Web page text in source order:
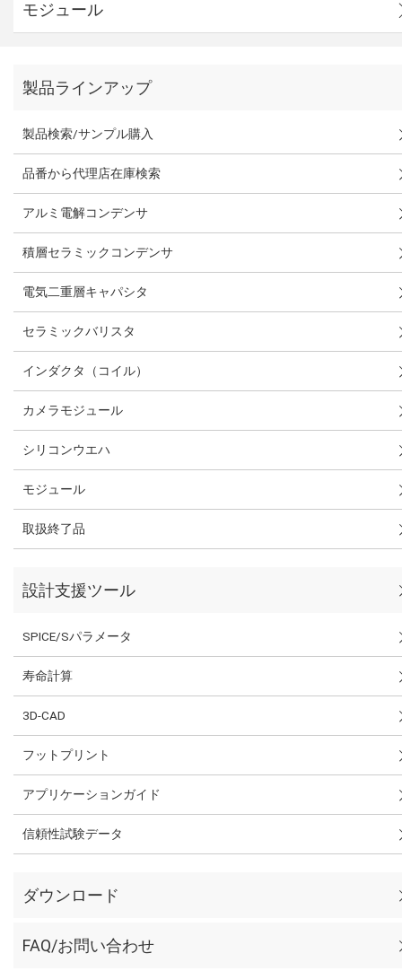
モジュール
製品ラインアップ
製品検索/サンプル購入
品番から代理店在庫検索
アルミ電解コンデンサ
積層セラミックコンデンサ
電気二重層キャパシタ
セラミックバリスタ
インダクタ（コイル）
カメラモジュール
シリコンウエハ
モジュール
取扱終了品
設計支援ツール
SPICE/Sパラメータ
寿命計算
3D-CAD
フットプリント
アプリケーションガイド
信頼性試験データ
ダウンロード
FAQ/お問い合わせ